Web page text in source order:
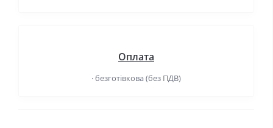
Оплата
· безготівкова (без ПДВ)